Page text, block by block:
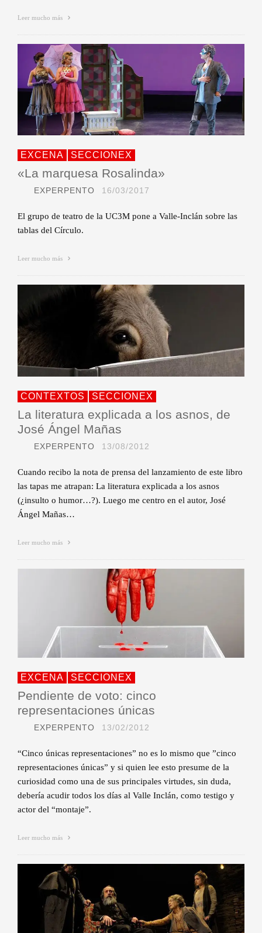
Leer mucho más
EXCENA SECCIONEX
«La marquesa Rosalinda»
EXPERPENTO 16/03/2017
El grupo de teatro de la UC3M pone a Valle-Inclán sobre las
tablas del Círculo.
Leer mucho más
CONTEXTOS SECCIONEX
La literatura explicada a los asnos, de
José Ángel Mañas
EXPERPENTO 13/08/2012
Cuando recibo la nota de prensa del lanzamiento de este libro
las tapas me atrapan: La literatura explicada a los asnos
(¿insulto o humor…?). Luego me centro en el autor, José
Ángel Mañas…
Leer mucho más
EXCENA SECCIONEX
Pendiente de voto: cinco
representaciones únicas
EXPERPENTO 13/02/2012
“Cinco únicas representaciones” no es lo mismo que ”cinco
representaciones únicas” y si quien lee esto presume de la
curiosidad como una de sus principales virtudes, sin duda,
debería acudir todos los días al Valle Inclán, como testigo y
actor del “montaje”.
Leer mucho más